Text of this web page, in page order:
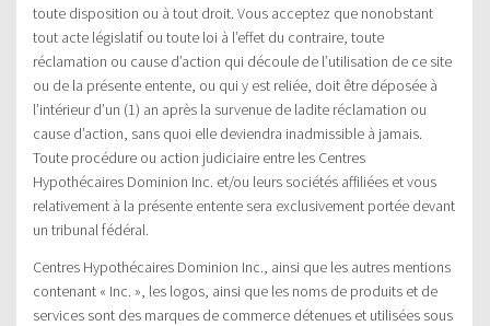
toute disposition ou à tout droit. Vous acceptez que nonobstant
tout acte législatif ou toute loi à l’effet du contraire, toute
réclamation ou cause d’action qui découle de l’utilisation de ce site
ou de la présente entente, ou qui y est reliée, doit être déposée à
l’intérieur d’un (1) an après la survenue de ladite réclamation ou
cause d’action, sans quoi elle deviendra inadmissible à jamais.
Toute procédure ou action judiciaire entre les Centres
Hypothécaires Dominion Inc. et/ou leurs sociétés affiliées et vous
relativement à la présente entente sera exclusivement portée devant
un tribunal fédéral.
Centres Hypothécaires Dominion Inc., ainsi que les autres mentions
contenant « Inc. », les logos, ainsi que les noms de produits et de
services sont des marques de commerce détenues et utilisées sous